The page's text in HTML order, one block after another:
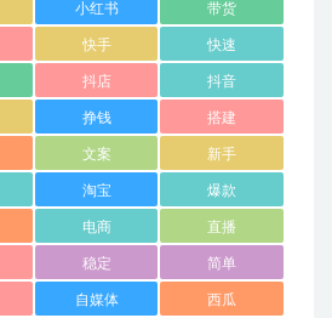
小红书 带货
快手 快速
抖店 抖音
挣钱 搭建
文案 新手
淘宝 爆款
电商 直播
稳定 简单
自媒体 西瓜